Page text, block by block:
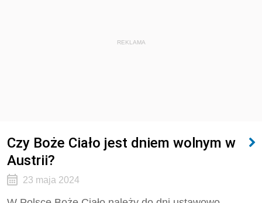
REKLAMA
Czy Boże Ciało jest dniem wolnym w
Austrii?
23 maja 2024